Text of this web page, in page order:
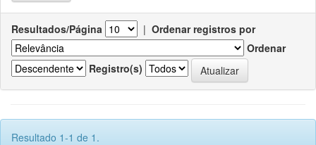
Resultados/Página | Ordenar registros por
Ordenar
Registro(s)
Resultado 1-1 de 1.